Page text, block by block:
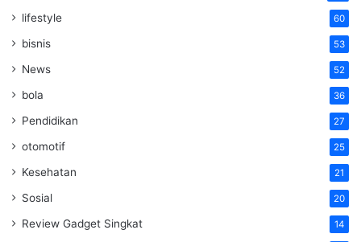
lifestyle 60
bisnis 53
News 52
bola 36
Pendidikan 27
otomotif 25
Kesehatan 21
Sosial 20
Review Gadget Singkat 14